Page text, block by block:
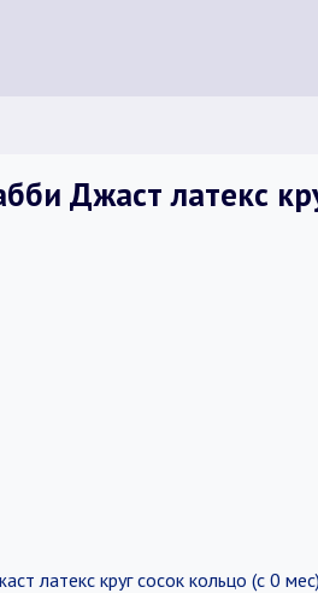
Джаст латекс
латекс круг сосок кольцо (с 0 мес)